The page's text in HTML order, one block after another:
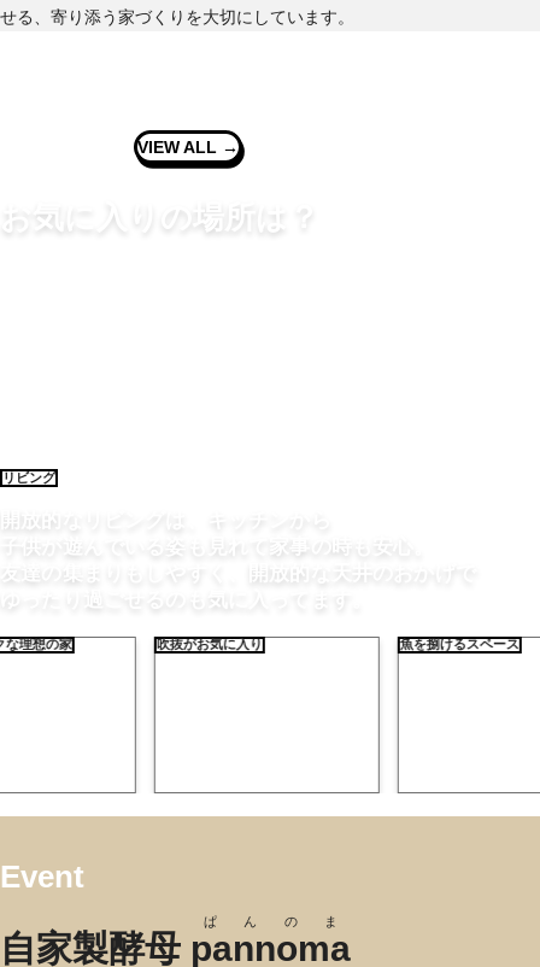
せる、寄り添う家づくりを大切にしています。
VIEW ALL →
お気に入りの場所は？
リビング
開放的なリビングは、キッチンから
子供が遊んでいる姿も見れて家事の時も安心。
友達の集まりもしやすく、開放的な天井のおかげで
ゆったり過ごせるのも気に入ってます。
ックな理想の家 吹抜がお気に入り 魚を捌けるスペー
Event
自家製酵母 pannoma
ぱんのま